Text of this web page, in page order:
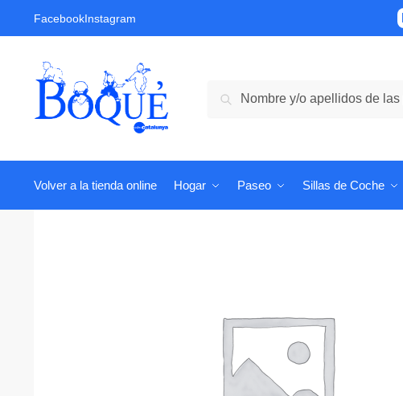
FacebookInstagram
Volver a la tienda online Hogar Paseo Sillas de Coche